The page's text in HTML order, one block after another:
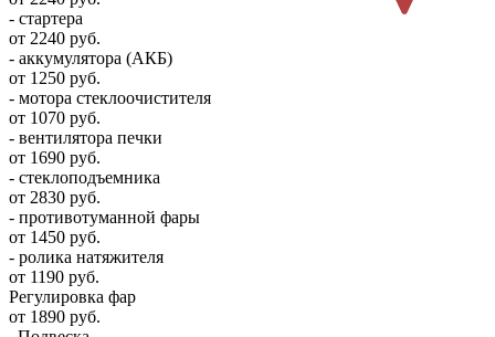
- стартера
от 2240 руб.
- аккумулятора (АКБ)
от 1250 руб.
- мотора стеклоочистителя
от 1070 руб.
- вентилятора печки
от 1690 руб.
- стеклоподъемника
от 2830 руб.
- противотуманной фары
от 1450 руб.
- ролика натяжителя
от 1190 руб.
Регулировка фар
от 1890 руб.